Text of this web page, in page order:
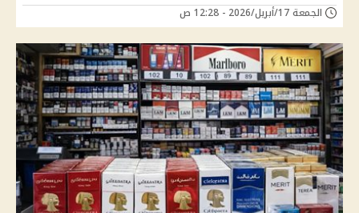
الجمعة 17/أبريل/2026 - 12:28 ص